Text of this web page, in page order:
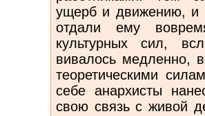
ущерб и движе­нию,
отдали ему
культурных сил,
вивалось медленно,
теоретически­ми
себе анархисты
свою связь с живой